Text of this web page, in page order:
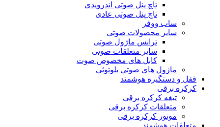
تاچ پنل صوتی اندرویدی
تاچ پنل صوتی عادی
ساب ووفر
سایر محصولات صوتی
ترانس ماژول صوتی
سایر متعلقات صوتی
کابل های مخصوص صوت
ماژول های صوتی بلوتوثی
قفل و دستگیره هوشمند
کرکره برقی
تیغه کرکره برقی
متعلقات کرکره برقی
موتور کرکره برقی